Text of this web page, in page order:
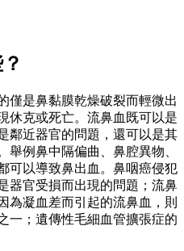
僅是鼻黏膜乾燥破裂而輕微出
休克或死亡。流鼻血既可以是
鄰近器官的問題，還可以是其
舉例鼻中隔偏曲、鼻腔異物、
可以導致鼻出血。鼻咽癌侵犯
器官受損而出現的問題；流鼻
為凝血差而引起的流鼻血，則
一；遺傳性毛細血管擴張症的